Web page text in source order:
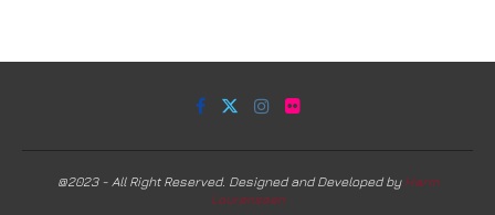
@2023 - All Right Reserved. Designed and Developed by Harm
Lourenssen